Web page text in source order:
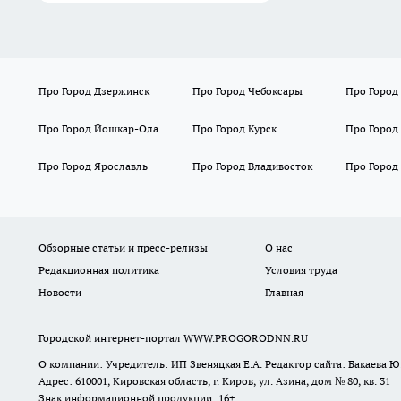
Про Город Дзержинск Про Город Чебоксары Про Город
Про Город Йошкар-Ола Про Город Курск Про
Про Город Ярославль Про Город Владивосток Про Город
Обзорные статьи и пресс-релизы О нас
Редакционная политика
Условия труда
Новости
Главная
Городской интернет-портал WWW.PROGORODNN.RU
О компании: Учредитель: ИП Звеняцкая Е.А. Редактор сайта: Бакаева
Адрес: 610001, Кировская область, г. Киров, ул. Азина, дом № 80, кв. 31
Знак информационной продукции: 16+